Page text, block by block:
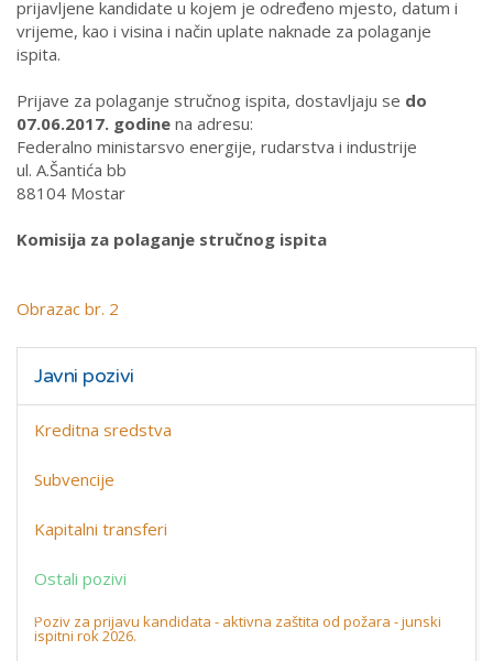
prijavljene kandidate u kojem je određeno mjesto, datum i
vrijeme, kao i visina i način uplate naknade za polaganje
ispita.
Prijave za polaganje stručnog ispita, dostavljaju se do
07.06.2017. godine na adresu:
Federalno ministarsvo energije, rudarstva i industrije
ul. A.Šantića bb
88104 Mostar
Komisija za polaganje stručnog ispita
Obrazac br. 2
Javni pozivi
Kreditna sredstva
Subvencije
Kapitalni transferi
Ostali pozivi
Poziv za prijavu kandidata - aktivna zaštita od požara - junski
ispitni rok 2026.